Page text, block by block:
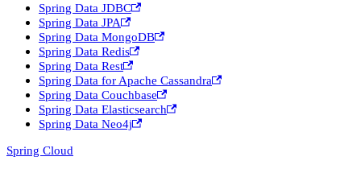
Spring Data JDBC
Spring Data JPA
Spring Data MongoDB
Spring Data Redis
Spring Data Rest
Spring Data for Apache Cassandra
Spring Data Couchbase
Spring Data Elasticsearch
Spring Data Neo4j
Spring Cloud